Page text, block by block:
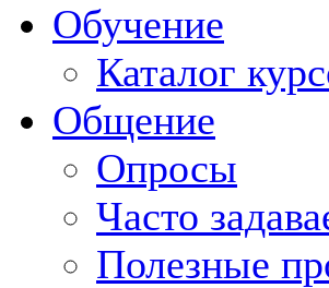
Обучение
Каталог
Общение
Опросы
Часто
Полезные